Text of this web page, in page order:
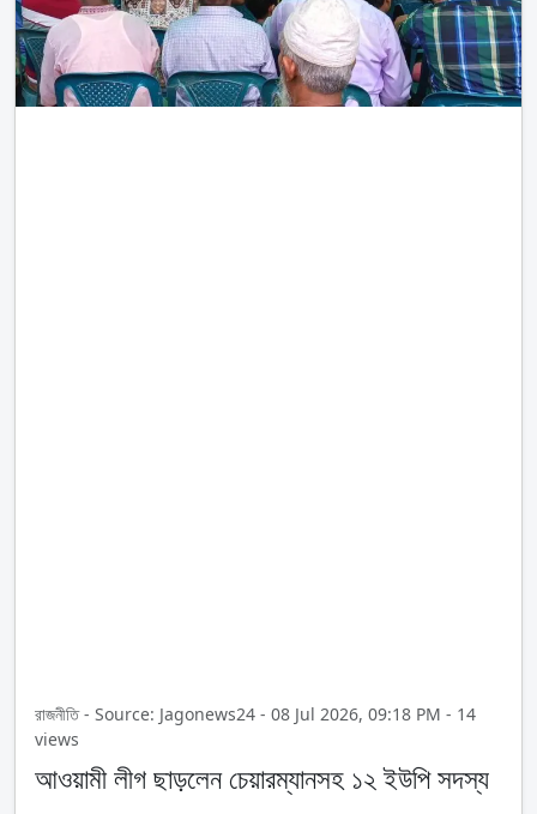
রাজনীতি - Source: Jagonews24 - 08 Jul 2026, 09:18 PM - 14
views
আওয়ামী লীগ ছাড়লেন চেয়ারম্যানসহ ১২ ইউপি সদস্য